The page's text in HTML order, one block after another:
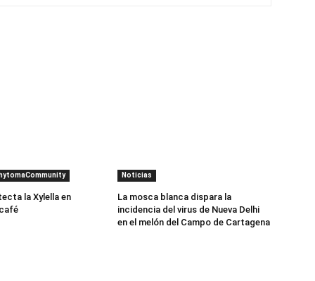
la Xylella en
Noticias
La mosca blanca dispara la
incidencia del virus de Nueva Delhi
en el melón del Campo de Cartagena